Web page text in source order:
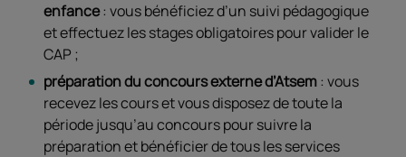
enfance: vous bénéficiez d’un suivi pédagogique
et effectuez les stages obligatoires pour valider le
CAP ;
préparation du concours externe d’Atsem: vous
recevez les cours et vous disposez de toute la
période jusqu’au concours pour suivre la
préparation et bénéficier de tous les services